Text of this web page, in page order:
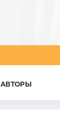
AВТОРЫ